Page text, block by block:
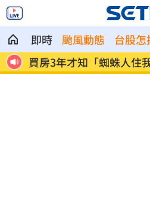
即時 颱風動態 台股怎
眼 生日變親人忌日！直升